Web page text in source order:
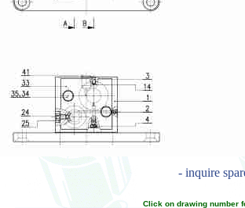
- inquire
Click on drawing number